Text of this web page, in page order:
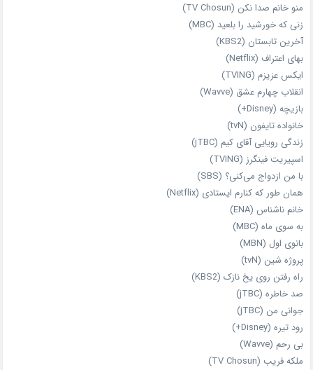
منو خانم صدا نکن (TV Chosun)
زنی که خورشید را بلعید (MBC)
آخرین تابستان (KBS2)
بهای اعتراف (Netflix)
ایکس عزیزم (TVING)
انقلاب چهارم عشق (Wavve)
بازیچه (Disney+)
خانواده تایفون (tvN)
زندگی رویایی آقای کیم (jTBC)
اسپیریت فینگرز (TVING)
با من ازدواج می‌کنی؟ (SBS)
همان‌ طور که کنارم ایستادی (Netflix)
خانم ناشناس (ENA)
به سوی ماه (MBC)
بانوی اول (MBN)
پروژه شین (tvN)
راه رفتن روی یخ نازک (KBS2)
صد خاطره (jTBC)
جوانی من (jTBC)
رود تیره (Disney+)
بی‌ رحم (Wavve)
ملکه فریب (TV Chosun)